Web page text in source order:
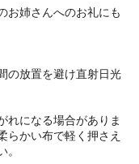
お姉さんへのお礼にも
の放置を避け直射日光
れになる場合がありま
らかい布で軽く押さえ